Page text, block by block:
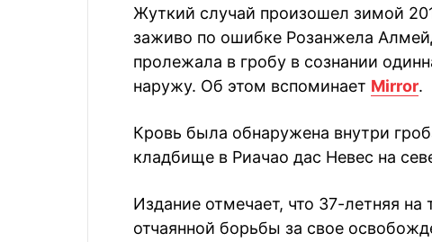
Жуткий случай произошел зимой
заживо по ошибке Розанжела
пролежала в гробу в сознании
наружу. Об этом вспоминает Mirror.
Кровь была обнаружена внутри
кладбище в Риачао дас Невес на
Издание отмечает, что 37-летняя
отчаянной борьбы за свое